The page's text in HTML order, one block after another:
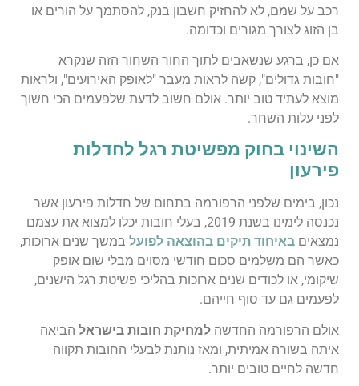
רכב על שמם, לא להחזיק חשבון בנק, להסתמך על הורים או
בן הזוג לצורך מגורים וכדומה.
אם כן, ברגע שנשאבים לתוך החור השחור הזה שנקרא
"חובות גדולים", קשה לראות מעבר "לאופק האירועים", ולראות
מוצא לעתיד טוב יותר. אולם חשוב לדעת שלפעמים הכי חשוך
לפני עלות השחר.
השינוי בחוק מפשיטת רגל לחדלות
פירעון
נכון, בימים שלפני הרפורמה בתחום של חדלות פירעון אשר
נכנסה לימינו בשנת 2019, בעלי חובות יכלו למצוא את עצמם
נמצאים באיחוד תיקים בהוצאה לפועל במשך שנים ארוכות,
כאשר הם משלמים סכום חודשי מסוים מבלי שום אופק
שיקומי, או לכודים שנים ארוכות בהליכי פשיטת רגל הישנים,
לפעמים גם עד סוף חייהם.
אולם הרפורמה החדשהלמחיקת חובות בישראלהביאה
איתה בשורה אמיתית, ומאז נותנת לבעלי החובות תקווה
חדשה לחיים טובים יותר.